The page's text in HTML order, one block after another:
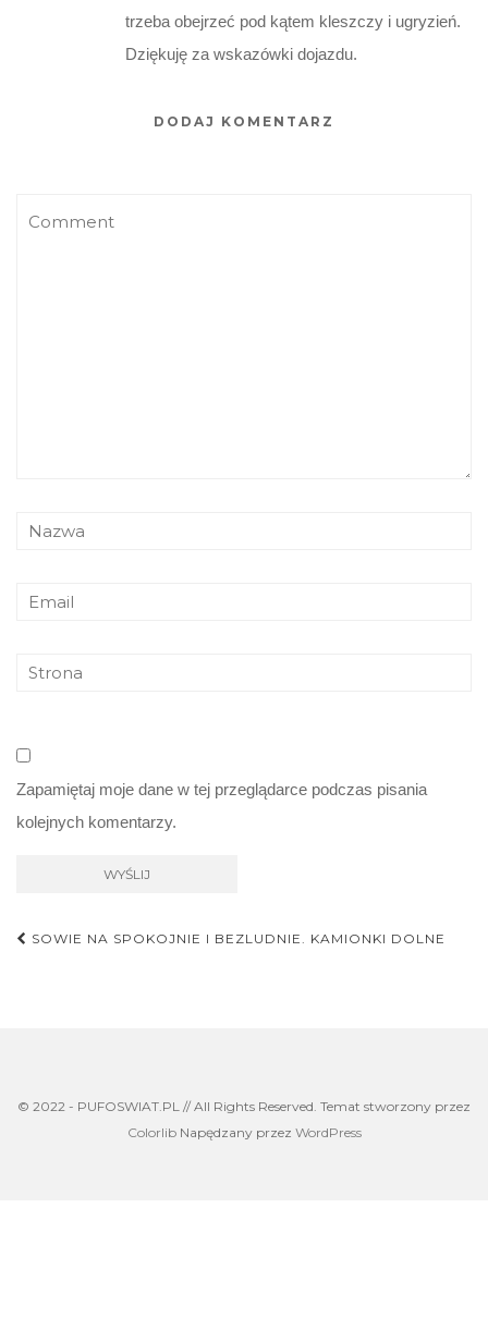
trzeba obejrzeć pod kątem kleszczy i ugryzień.
Dziękuję za wskazówki dojazdu.
DODAJ KOMENTARZ
Zapamiętaj moje dane w tej przeglądarce podczas pisania
kolejnych komentarzy.
Nawigacja
SOWIE NA SPOKOJNIE I BEZLUDNIE. KAMIONKI DOLNE
© 2022 - PUFOSWIAT.PL // All Rights Reserved. Temat stworzony przez
ColorlibNapędzany przez WordPress